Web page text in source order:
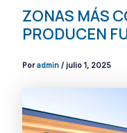
ZONAS MÁS
PRODUCEN
Poradmin / julio 1, 2025